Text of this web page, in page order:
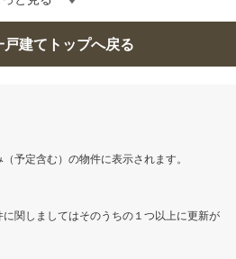
戸建てトップへ戻る
予定含む）の物件に表示されます。
関しましてはそのうちの１つ以上に更新が